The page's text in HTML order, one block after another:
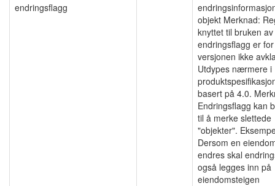
endringsflagg
objekt Merknad:
knyttet til bruken av
endringsflagg er
versjonen ikke
Utdypes nærmere i
basert på 4.0.
Endringsflagg kan
til å merke slettede
"objekter".
Dersom en
endres skal
også legges inn på
eiendomsteigen